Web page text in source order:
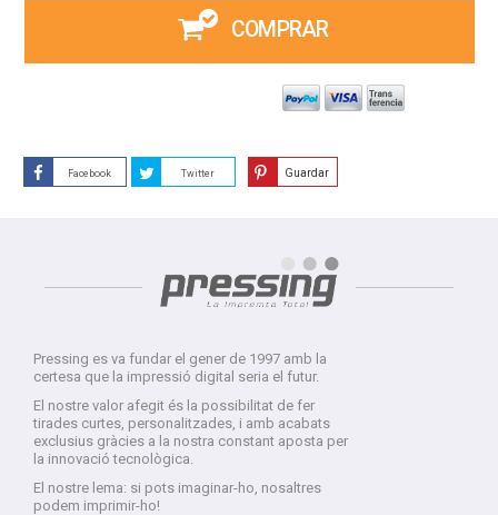
COMPRAR
Facebook Twitter Guardar
Pressing es va fundar el gener de 1997 amb la
certesa que la impressió digital seria el futur.
El nostre valor afegit és la possibilitat de fer
tirades curtes, personalitzades, i amb acabats
exclusius gràcies a la nostra constant aposta per
la innovació tecnològica.
El nostre lema: si pots imaginar-ho, nosaltres
podem imprimir-ho!